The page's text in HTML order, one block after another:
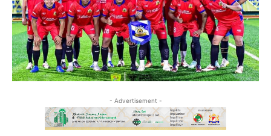
- Advertisement -